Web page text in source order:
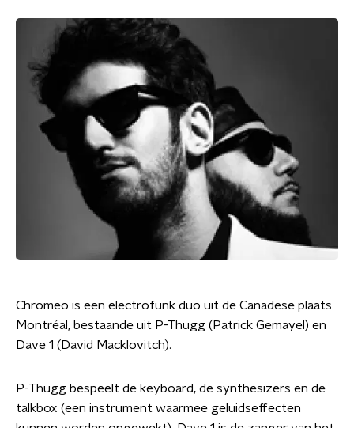
Chromeo is een electrofunk duo uit de Canadese plaats
Montréal, bestaande uit P-Thugg (Patrick Gemayel) en
Dave 1 (David Macklovitch).
P-Thugg bespeelt de keyboard, de synthesizers en de
talkbox (een instrument waarmee geluidseffecten